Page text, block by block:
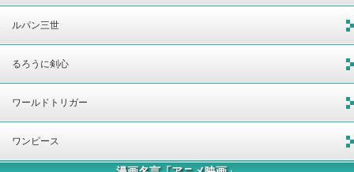
ルパン三世
るろうに剣心
ワールドトリガー
ワンピース